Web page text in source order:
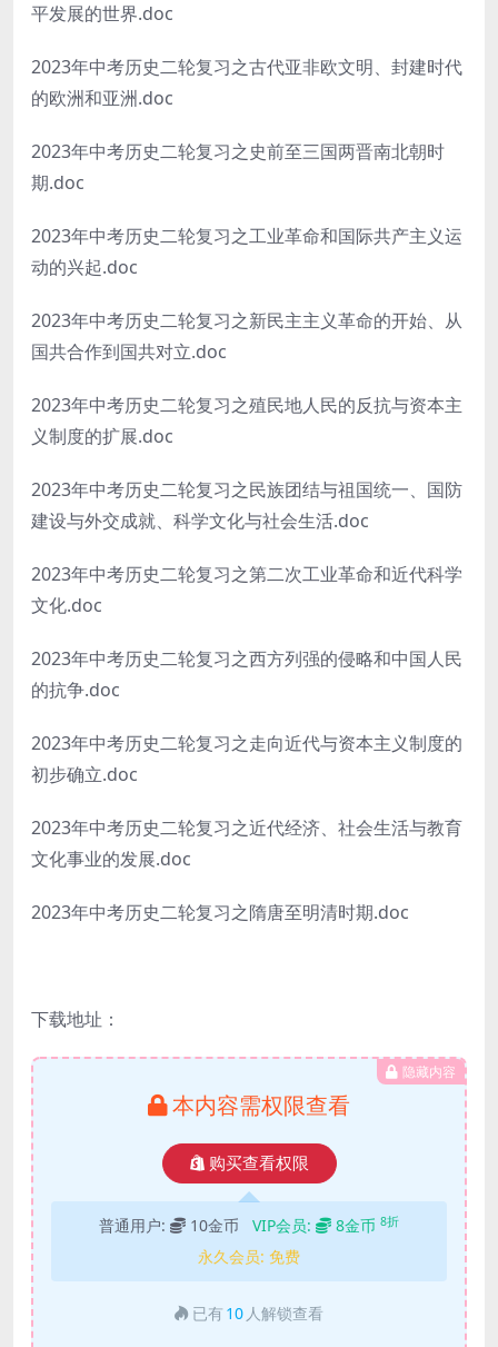
平发展的世界.doc
2023年中考历史二轮复习之古代亚非欧文明、封建时代
的欧洲和亚洲.doc
2023年中考历史二轮复习之史前至三国两晋南北朝时
期.doc
2023年中考历史二轮复习之工业革命和国际共产主义运
动的兴起.doc
2023年中考历史二轮复习之新民主主义革命的开始、从
国共合作到国共对立.doc
2023年中考历史二轮复习之殖民地人民的反抗与资本主
义制度的扩展.doc
2023年中考历史二轮复习之民族团结与祖国统一、国防
建设与外交成就、科学文化与社会生活.doc
2023年中考历史二轮复习之第二次工业革命和近代科学
文化.doc
2023年中考历史二轮复习之西方列强的侵略和中国人民
的抗争.doc
2023年中考历史二轮复习之走向近代与资本主义制度的
初步确立.doc
2023年中考历史二轮复习之近代经济、社会生活与教育
文化事业的发展.doc
2023年中考历史二轮复习之隋唐至明清时期.doc
下载地址：
隐藏内容
本内容需权限查看
购买查看权限
普通用户: 10金币 VIP会员: 8金币 8折
永久会员: 免费
已有 10 人解锁查看